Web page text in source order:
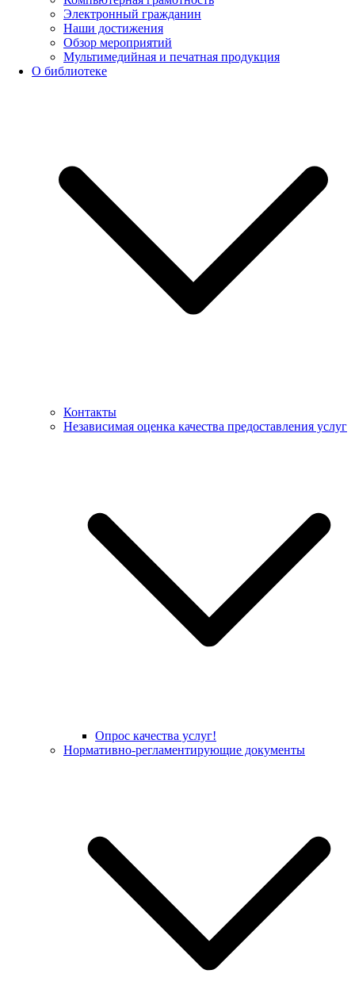
Электронный гражданин
Наши достижения
Обзор мероприятий
Мультимедийная и печатная продукция
О библиотеке
Контакты
Независимая оценка качества предоставления услуг
Опрос качества услуг!
Нормативно-регламентирующие документы